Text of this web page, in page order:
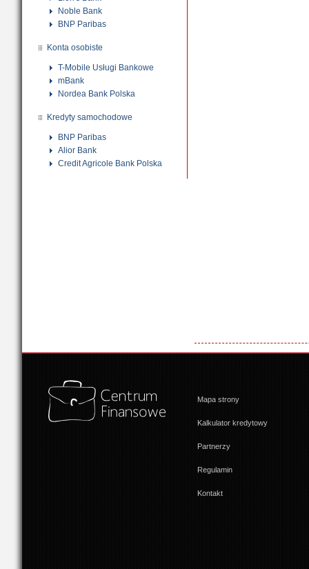
Noble Bank
BNP Paribas
Konta osobiste
T-Mobile Usługi Bankowe
mBank
Nordea Bank Polska
Kredyty samochodowe
BNP Paribas
Alior Bank
Credit Agricole Bank Polska
Mapa strony
Kalkulator kredytowy
Partnerzy
Regulamin
Kontakt